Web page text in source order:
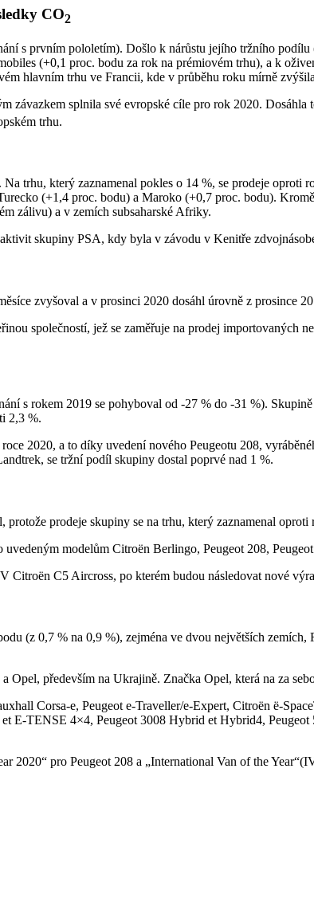
CO2
s prvním pololetím). Došlo k nárůstu jejího tržního
(+0,1 proc. bodu za rok na prémiovém trhu), a k
hlavním trhu ve Francii, kde v průběhu roku mírně
závazkem splnila své evropské cíle pro rok 2020.
trhu.
trhu, který zaznamenal pokles o 14 %, se prodeje
(+1,4 proc. bodu) a Maroko (+0,7 proc. bodu).
zálivu) a v zemích subsaharské Afriky.
skupiny PSA, kdy byla v závodu v Kenitře
zvyšoval a v prosinci 2020 dosáhl úrovně z prosince
společností, jež se zaměřuje na prodej importovaných
s rokem 2019 se pohyboval od -27 % do -31 %).
2,3 %.
2020, a to díky uvedení nového Peugeotu 208,
se tržní podíl skupiny dostal poprvé nad 1 %.
prodeje skupiny se na trhu, který zaznamenal
modelům Citroën Berlingo, Peugeot 208,
C5 Aircross, po kterém budou následovat nové
(z 0,7 % na 0,9 %), zejména ve dvou největších
především na Ukrajině. Značka Opel, která na za
Corsa-e, Peugeot e-Traveller/e-Expert, Citroën ë-
TENSE 4×4, Peugeot 3008 Hybrid et Hybrid4,
2020“ pro Peugeot 208 a „International Van of the